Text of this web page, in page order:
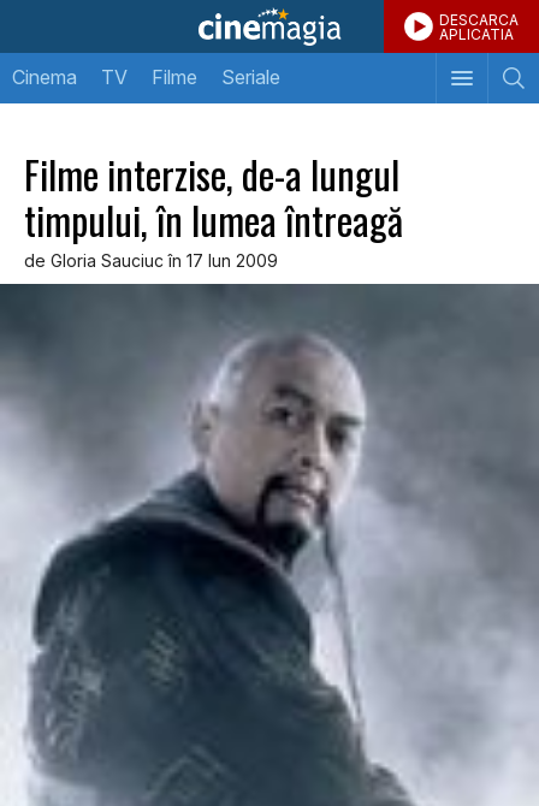
DESCARCA
APLICATIA
Cinema TV Filme Seriale
Filme interzise, de-a lungul
timpului, în lumea întreagă
de Gloria Sauciuc în 17 Iun 2009